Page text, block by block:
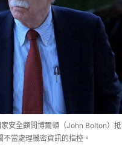
安全顧問博爾頓（John Bolton）抵
當處理機密資訊的指控。